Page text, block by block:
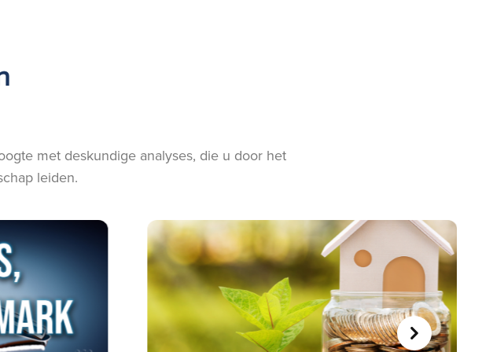
met deskundige analyses, die u door het
leiden.
VOLGENDE